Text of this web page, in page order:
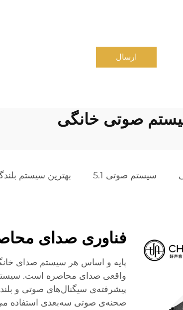
ارسال
صوتی خانگی
سیستم صوتی 5.1 بهترین سیستم
فناوری صدای
پایه و اساس هر سیستم صدای
واقعی صدای محاصره است.
پیشرفته‌ی سیگنال‌های صوتی و
صحنه‌ی صوتی سه‌بعدی استفاده